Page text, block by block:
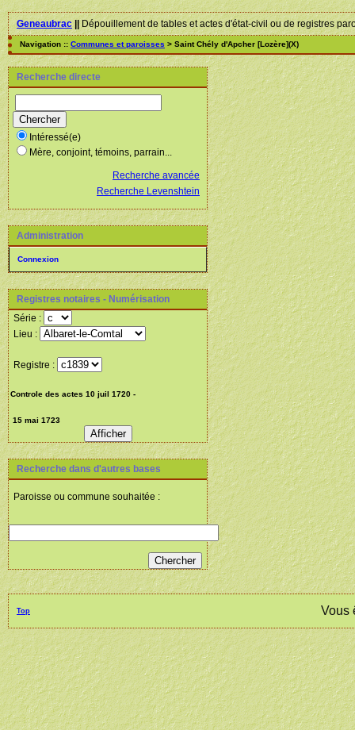
Geneaubrac||Dépouillement de tables et actes d'état-civil ou de registres
Navigation :: Communes et paroisses > Saint Chély d'Apcher [Lozère](X)
Recherche directe
Intéressé(e)
Mère, conjoint, témoins, parrain...
Recherche avancée
Recherche Levenshtein
Administration
Connexion
Registres notaires - Numérisation
Série :
Lieu :
Registre :
Recherche dans d'autres bases
Paroisse ou commune souhaitée :
Top Vous